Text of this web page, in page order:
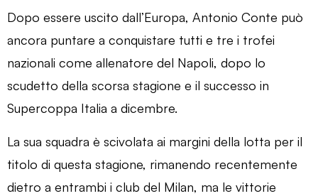
Dopo essere uscito dall’Europa, Antonio Conte può
ancora puntare a conquistare tutti e tre i trofei
nazionali come allenatore del Napoli, dopo lo
scudetto della scorsa stagione e il successo in
Supercoppa Italia a dicembre.
La sua squadra è scivolata ai margini della lotta per il
titolo di questa stagione, rimanendo recentemente
dietro a entrambi i club del Milan, ma le vittorie